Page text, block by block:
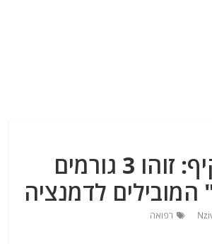
מחקר מקיף: זוהו 3 גורמים
המובילים לדמנציה
רפואה